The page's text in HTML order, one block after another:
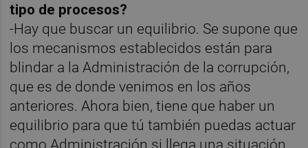
tipo de procesos?
-Hay que buscar un equilibrio. Se supone que
los mecanismos establecidos están para
blindar a la Administración de la corrupción,
que es de donde venimos en los años
anteriores. Ahora bien, tiene que haber un
equilibrio para que tú también puedas actuar
como Administración si llega una situación